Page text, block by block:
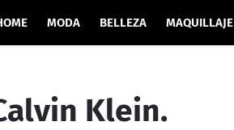
MODA BELLEZA MAQUILLAJE
Klein.